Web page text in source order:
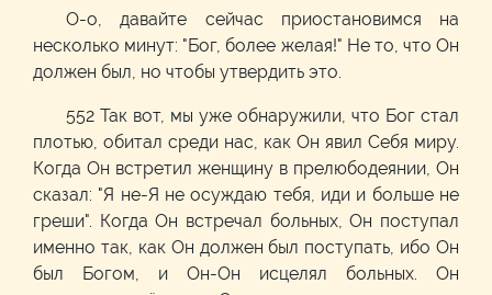
О-о, давайте сейчас приостановимся на
несколько минут: "Бог, более желая!" Не то, что Он
должен был, но чтобы утвердить это.
552 Так вот, мы уже обнаружили, что Бог стал
плотью, обитал среди нас, как Он явил Себя миру.
Когда Он встретил женщину в прелюбодеянии, Он
сказал: "Я не-Я не осуждаю тебя, иди и больше не
греши". Когда Он встречал больных, Он поступал
именно так, как Он должен был поступать, ибо Он
был Богом, и Он-Он исцелял больных. Он